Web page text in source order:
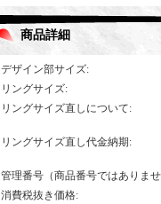
商品詳細
デザイン部サイズ:
リングサイズ:
リングサイズ直しについて:
リングサイズ直し代金納期:
管理番号（商品番号ではありま
消費税抜き価格: